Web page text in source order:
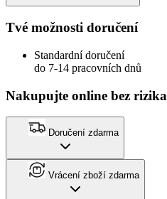
Tvé možnosti doručení
Standardní doručení
do 7-14 pracovních dnů
Nakupujte online bez rizika
Doručení zdarma
Vrácení zboží zdarma